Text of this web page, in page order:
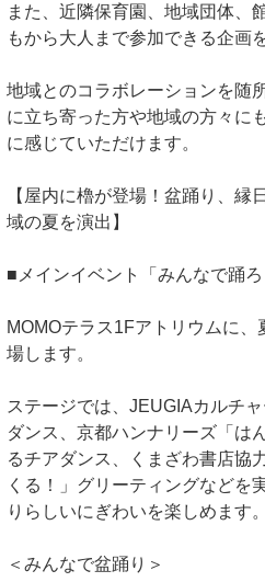
また、近隣保育園、地域団体、
もから大人まで参加できる企画
地域とのコラボレーションを随
に立ち寄った方や地域の方々に
に感じていただけます。
【屋内に櫓が登場！盆踊り、縁
域の夏を演出】
■メインイベント「みんなで踊ろ
MOMOテラス1Fアトリウムに
場します。
ステージでは、JEUGIAカルチ
ダンス、京都ハンナリーズ「は
るチアダンス、くまざわ書店協
くる！」グリーティングなどを
りらしいにぎわいを楽しめます。
＜みんなで盆踊り＞